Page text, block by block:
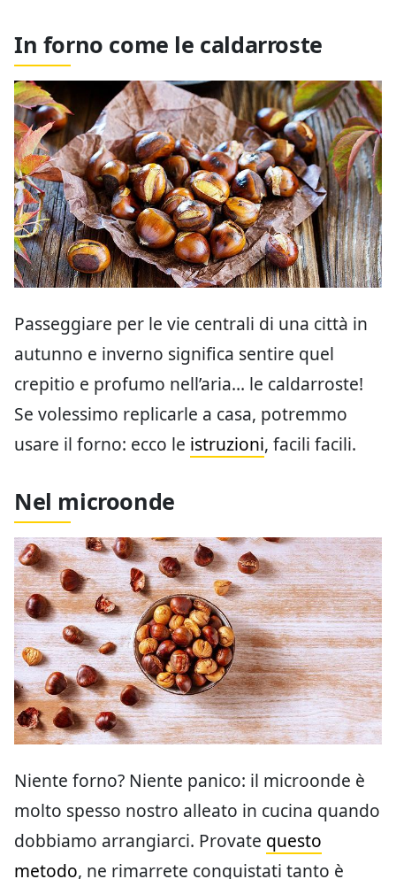
In forno come le caldarroste
Passeggiare per le vie centrali di una città in
autunno e inverno significa sentire quel
crepitio e profumo nell’aria… le caldarroste!
Se volessimo replicarle a casa, potremmo
usare il forno: ecco le istruzioni, facili facili.
Nel microonde
Niente forno? Niente panico: il microonde è
molto spesso nostro alleato in cucina quando
dobbiamo arrangiarci. Provate questo
metodo, ne rimarrete conquistati tanto è